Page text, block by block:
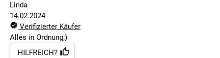
Linda
14.02.2024
Verifizierter Käufer
Alles in Ordnung;)
HILFREICH?